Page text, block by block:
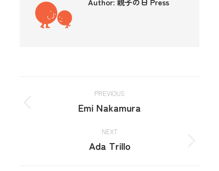
PREVIOUS
Emi Nakamura
NEXT
Ada Trillo